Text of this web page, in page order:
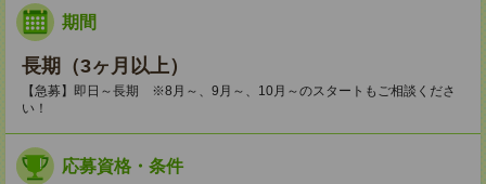
期間
長期（3ヶ月以上）
【急募】即日～長期 ※8月～、9月～、10月～のスタートもご相談くださ
い！
応募資格・条件